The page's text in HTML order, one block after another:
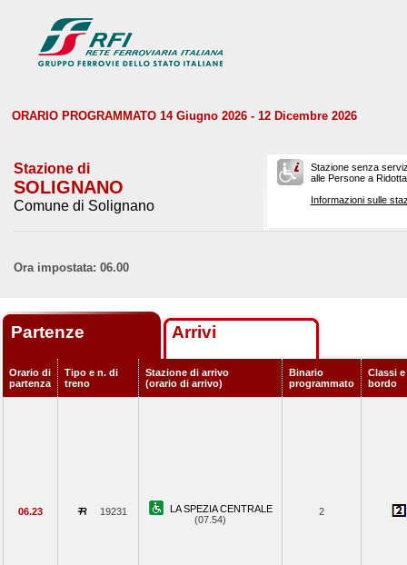
ORARIO PROGRAMMATO 14 Giugno 2026 - 12 Dicembre 2026
Stazione di
SOLIGNANO
Comune di Solignano
Stazione senza
alle Persone a
Informazioni sulle
Ora impostata: 06.00
Partenze Arrivi
Orario di
partenza
Tipo e n. di
treno
Stazione di arrivo
(orario di arrivo)
Binario
programmato
Classi
bordo
06.23 19231
LA SPEZIA CENTRALE
(07.54)
2